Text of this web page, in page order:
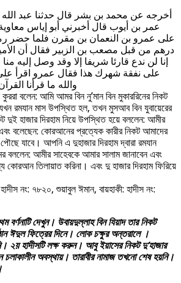
عمر بن أيوب قال أخبرني أبو إياس
على عمرو بن النعمان بن مقرن فلما حضر
درهم من قبل مصعب بن الزبير فقال أن
إنا لن ندع قارئا شريفا إلا وقد وصل إليه
على نفقة شهرك هذا فقال عمرو اقرأ
والله ما قرأنا
কুররা বলেন: আমি আমর বিন নু’মান বিন মুকাররিনের নিকট
রমযান মাস উপস্থিত হল, তখন মুসআব বিন যুবায়েরের
হাজার দিরহাম নিয়ে উপস্থিত হয়ে বললেন: আমীর
বলেছেন: কোরআনের প্রত্যেক কারীর নিকট আমাদের
যাবে। আপনি এ দুহাজার দিরহাম দ্বারা রমযান
বললেন: আমীর সাহেবকে আমার সালাম জানাবেন এবং
কোরআন তিলায়াত করিনা। এবং দু হাজার দিরহাম ফিরিয়ে
নং: ৭৮২০, শুয়াবুল ঈমান, বায়হাকী: হাদীস নং:
বর্ণনাটি দেখুন। উবায়দুল্লাহ বিন যিয়াদ তার নিকট
ঈদুল ফিত্রের দিনে। লোক চক্ষুর অন্তরালে ।
২য় হাদীসটি লক্ষ করুন। আবু ইয়াসের নিকট দু’হাজার
চলাকালীন অবস্থায়। তারাবীর নামাজ তখনো শেষ হয়নি।